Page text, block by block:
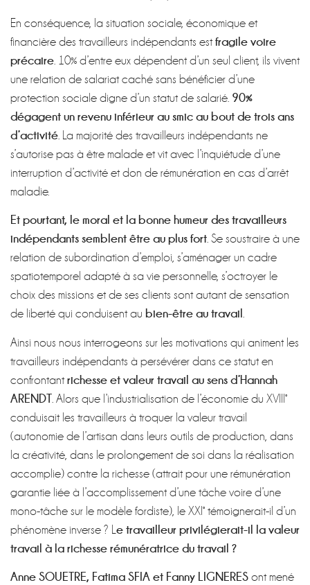
En conséquence, la situation sociale, économique et
financière des travailleurs indépendants est fragile voire
précaire. 10% d’entre eux dépendent d’un seul client, ils vivent
une relation de salariat caché sans bénéficier d’une
protection sociale digne d’un statut de salarié. 90%
dégagent un revenu inférieur au smic au bout de trois ans
d’activité. La majorité des travailleurs indépendants ne
s’autorise pas à être malade et vit avec l’inquiétude d’une
interruption d’activité et don de rémunération en cas d’arrêt
maladie.
Et pourtant, le moral et la bonne humeur des travailleurs
indépendants semblent être au plus fort. Se soustraire à une
relation de subordination d’emploi, s’aménager un cadre
spatiotemporel adapté à sa vie personnelle, s’octroyer le
choix des missions et de ses clients sont autant de sensation
de liberté qui conduisent au bien-être au travail .
Ainsi nous nous interrogeons sur les motivations qui animent les
travailleurs indépendants à persévérer dans ce statut en
confrontant richesse et valeur travail au sens d’Hannah
ARENDT . Alors que l’industrialisation de l’économie du XVIII°
conduisait les travailleurs à troquer la valeur travail
(autonomie de l’artisan dans leurs outils de production, dans
la créativité, dans le prolongement de soi dans la réalisation
accomplie) contre la richesse (attrait pour une rémunération
garantie liée à l’accomplissement d’une tâche voire d’une
mono-tâche sur le modèle fordiste), le XXI° témoignerait-il d’un
phénomène inverse ? L e travailleur privilégierait-il la valeur
travail à la richesse rémunératrice du travail ?
Anne SOUETRE, Fatima SFIA et Fanny LIGNERES ont mené